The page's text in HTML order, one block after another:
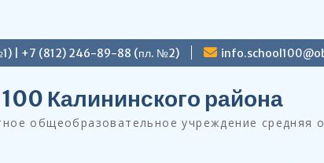
| +7 (812) 246-89-88 (пл. №2)
Калининского района
общеобразовательное учреждение